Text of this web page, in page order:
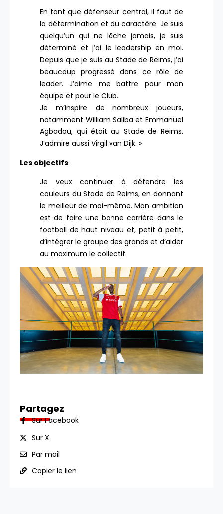
En tant que défenseur central, il faut de
la détermination et du caractère. Je suis
quelqu’un qui ne lâche jamais, je suis
déterminé et j’ai le leadership en moi.
Depuis que je suis au Stade de Reims, j’ai
beaucoup progressé dans ce rôle de
leader. J’aime me battre pour mon
équipe et pour le Club.
Je m’inspire de nombreux joueurs,
notamment William Saliba et Emmanuel
Agbadou, qui était au Stade de Reims.
J’admire aussi Virgil van Dijk. »
Les objectifs
Je veux continuer à défendre les
couleurs du Stade de Reims, en donnant
le meilleur de moi-même. Mon ambition
est de faire une bonne carrière dans le
football de haut niveau et, petit à petit,
d’intégrer le groupe des grands et d’aider
au maximum le collectif.
Partagez
Sur Facebook
Sur X
Par mail
Copier le lien